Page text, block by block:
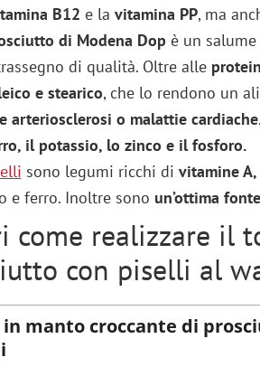
B12 e la vitamina PP, ma
di Modena Dop è un salume
di qualità. Oltre alle
e stearico, che lo rendono un
arteriosclerosi o malattie cardiache
il potassio, lo zinco e il fosforo.
sono legumi ricchi di vitamine A,
e ferro. Inoltre sono un’ottima
come realizzare il
con piselli al
in manto croccante di